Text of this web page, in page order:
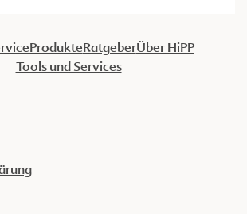
ProdukteRatgeberÜber HiPP
Tools und Services